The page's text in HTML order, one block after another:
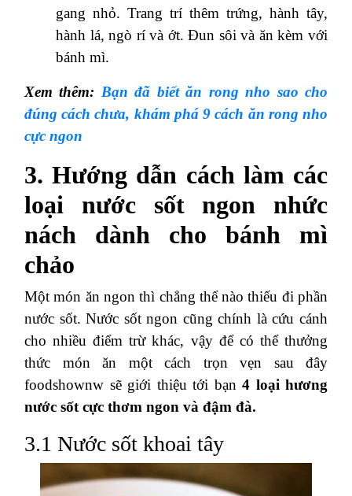
gang nhỏ. Trang trí thêm trứng, hành tây,
hành lá, ngò rí và ớt. Đun sôi và ăn kèm với
bánh mì.
Xem thêm: Bạn đã biết ăn rong nho sao cho
đúng cách chưa, khám phá 9 cách ăn rong nho
cực ngon
3. Hướng dẫn cách làm các
loại nước sốt ngon nhức
nách dành cho bánh mì
chảo
Một món ăn ngon thì chẳng thể nào thiếu đi phần
nước sốt. Nước sốt ngon cũng chính là cứu cánh
cho nhiều điểm trừ khác, vậy để có thể thưởng
thức món ăn một cách trọn vẹn sau đây
foodshownw sẽ giới thiệu tới bạn 4 loại hương
nước sốt cực thơm ngon và đậm đà.
3.1 Nước sốt khoai tây